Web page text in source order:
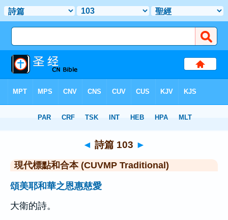
> 詩篇 103
◄ 詩篇 103 ►
現代標點和合本 (CUVMP Traditional)
頌美耶和華之恩惠慈愛
大衛的詩。